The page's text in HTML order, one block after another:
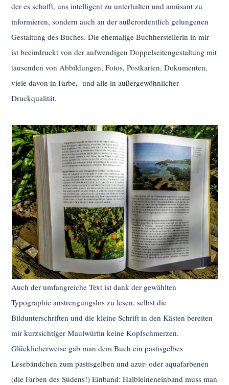
der es schafft, uns intelligent zu unterhalten und amüsant zu
informieren, sondern auch an der außerordentlich gelungenen
Gestaltung des Buches. Die ehemalige Buchherstellerin in mir
ist beeindruckt von der aufwendigen Doppelseitengestaltung mit
tausenden von Abbildungen, Fotos, Postkarten, Dokumenten,
viele davon in Farbe, und alle in außergewöhnlicher
Druckqualität.
Auch der umfangreiche Text ist dank der gewählten
Typographie anstrengungslos zu lesen, selbst die
Bildunterschriften und die kleine Schrift in den Kästen bereiten
mir kurzsichtiger Maulwürfin keine Kopfschmerzen.
Glücklicherweise gab man dem Buch ein pastisgelbes
Lesebändchen zum pastisgelben und azur- oder aquafarbenen
(die Farben des Südens!) Einband: Halbleineneinband muss man